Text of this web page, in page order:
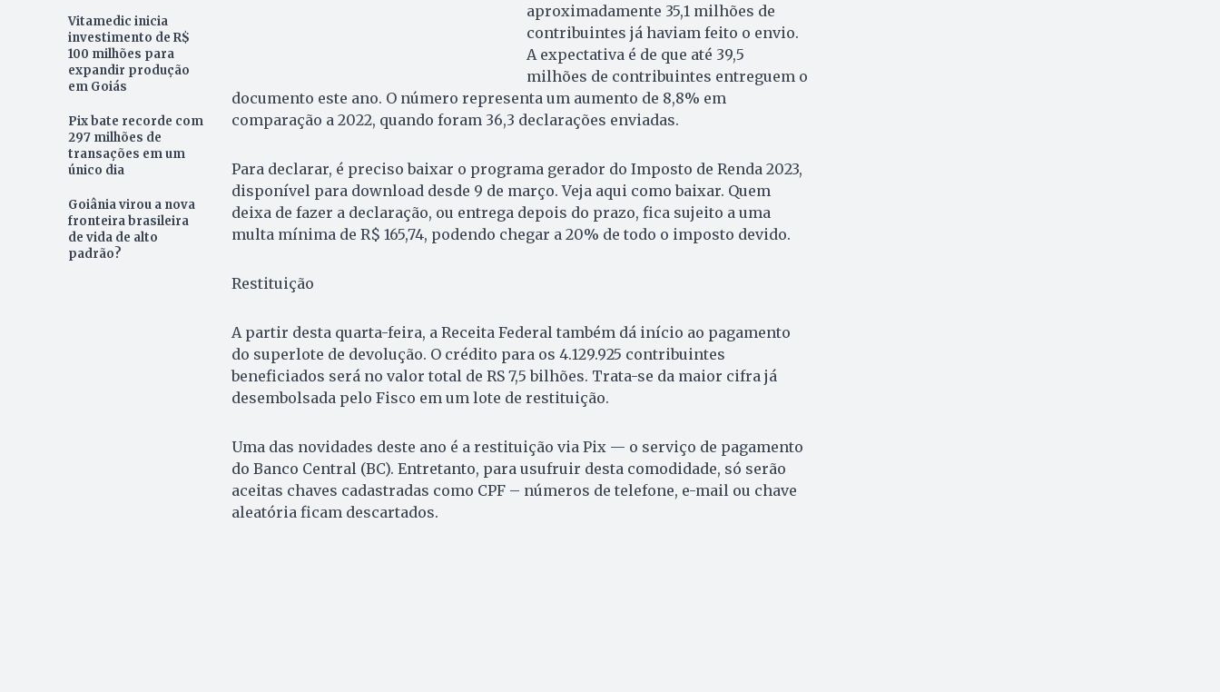
Vitamedic inicia
investimento de R$
100 milhões para
expandir produção
em Goiás
Pix bate recorde com
297 milhões de
transações em um
único dia
Goiânia virou a nova
fronteira brasileira
de vida de alto
padrão?
aproximadamente 35,1 milhões de
contribuintes já haviam feito o envio.
A expectativa é de que até 39,5
milhões de contribuintes entreguem o
documento este ano. O número representa um aumento de 8,8% em
comparação a 2022, quando foram 36,3 declarações enviadas.
Para declarar, é preciso baixar o programa gerador do Imposto de Renda 2023,
disponível para download desde 9 de março. Veja aqui como baixar. Quem
deixa de fazer a declaração, ou entrega depois do prazo, fica sujeito a uma
multa mínima de R$ 165,74, podendo chegar a 20% de todo o imposto devido.
Restituição
A partir desta quarta-feira, a Receita Federal também dá início ao pagamento
do superlote de devolução. O crédito para os 4.129.925 contribuintes
beneficiados será no valor total de RS 7,5 bilhões. Trata-se da maior cifra já
desembolsada pelo Fisco em um lote de restituição.
Uma das novidades deste ano é a restituição via Pix — o serviço de pagamento
do Banco Central (BC). Entretanto, para usufruir desta comodidade, só serão
aceitas chaves cadastradas como CPF – números de telefone, e-mail ou chave
aleatória ficam descartados.